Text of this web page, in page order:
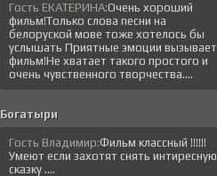
Гость ЕКАТЕРИНА:Очень хороший
фильм!Только слова песни на
белоруской мове тоже хотелось бы
услышать Приятные эмоции вызывает
фильм!Не хватает такого простого и
очень чувственного творчества....
Богатыри
Гость Владимир:Фильм классный !!!!!!
Умеют если захотят снять интиресную
сказку ....